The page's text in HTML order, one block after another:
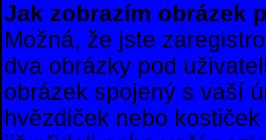
Jak zobrazím obrázek
Možná, že jste
dva obrázky pod
obrázek spojený s vaší
hvězdiček nebo